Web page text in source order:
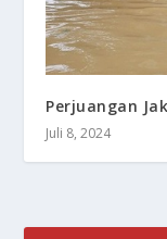
Perjuangan
Juli 8, 2024